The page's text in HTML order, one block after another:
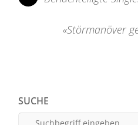
«Störmanöver
SUCHE